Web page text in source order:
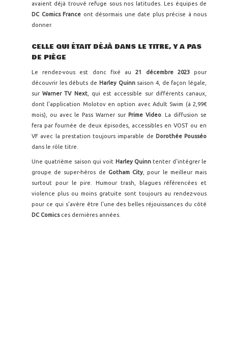
avaient déjà trouvé refuge sous nos latitudes. Les équipes de
DC Comics France ont désormais une date plus précise à nous
donner.
CELLE QUI ÉTAIT DÉJÀ DANS LE TITRE, Y A PAS
DE PIÈGE
Le rendez-vous est donc fixé au21 décembre 2023pour
découvrir les débuts de Harley Quinn saison 4, de façon légale,
surWarner TV Next, qui est accessible sur différents canaux,
dont l'application Molotov en option avec Adult Swim (à 2,99€
mois), ou avec le Pass Warner sur Prime Video. La diffusion se
fera par fournée de deux épisodes, accessibles en VOST ou en
VF avec la prestation toujours imparable de Dorothée Pousséo
dans le rôle titre.
Une quatrième saison qui voit Harley Quinn tenter d'intégrer le
groupe de super-héros de Gotham City , pour le meilleur mais
surtout pour le pire. Humour trash, blagues référencées et
violence plus ou moins gratuite sont toujours au rendez-vous
pour ce qui s'avère être l'une des belles réjouissances du côté
DC Comics ces dernières années.